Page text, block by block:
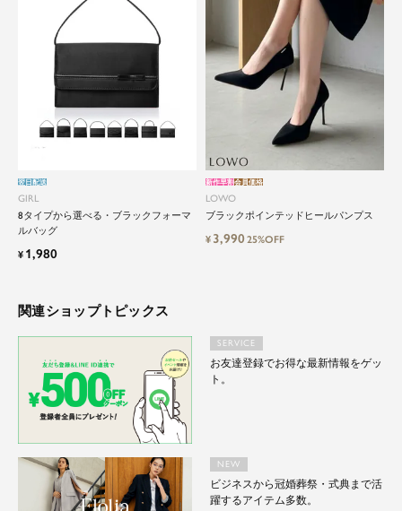
GIRL
8タイプから選べる・ブラックフォーマ
ルバッグ
翌日配送
¥ 1,980
LOWO
ブラックポインテッドヒールパンプス
新作早割会員価格
¥ 3,99025%OFF
関連ショップトピックス
SERVICE
お友達登録でお得な最新情報をゲッ
ト。
NEW
ビジネスから冠婚葬祭・式典まで活
躍するアイテム多数。